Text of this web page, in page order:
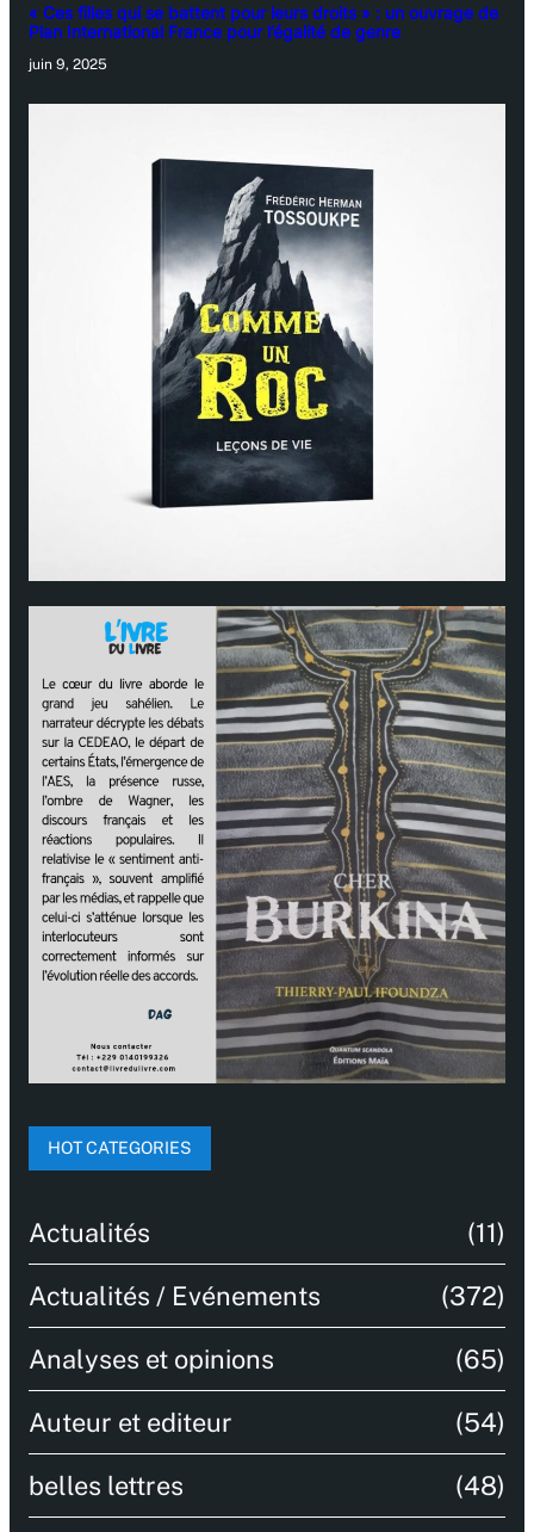
« Ces filles qui se battent pour leurs droits » : un ouvrage de
Plan International France pour l’égalité de genre
juin 9, 2025
HOT CATEGORIES
Actualités (11)
Actualités / Evénements (372)
Analyses et opinions (65)
Auteur et editeur (54)
belles lettres (48)